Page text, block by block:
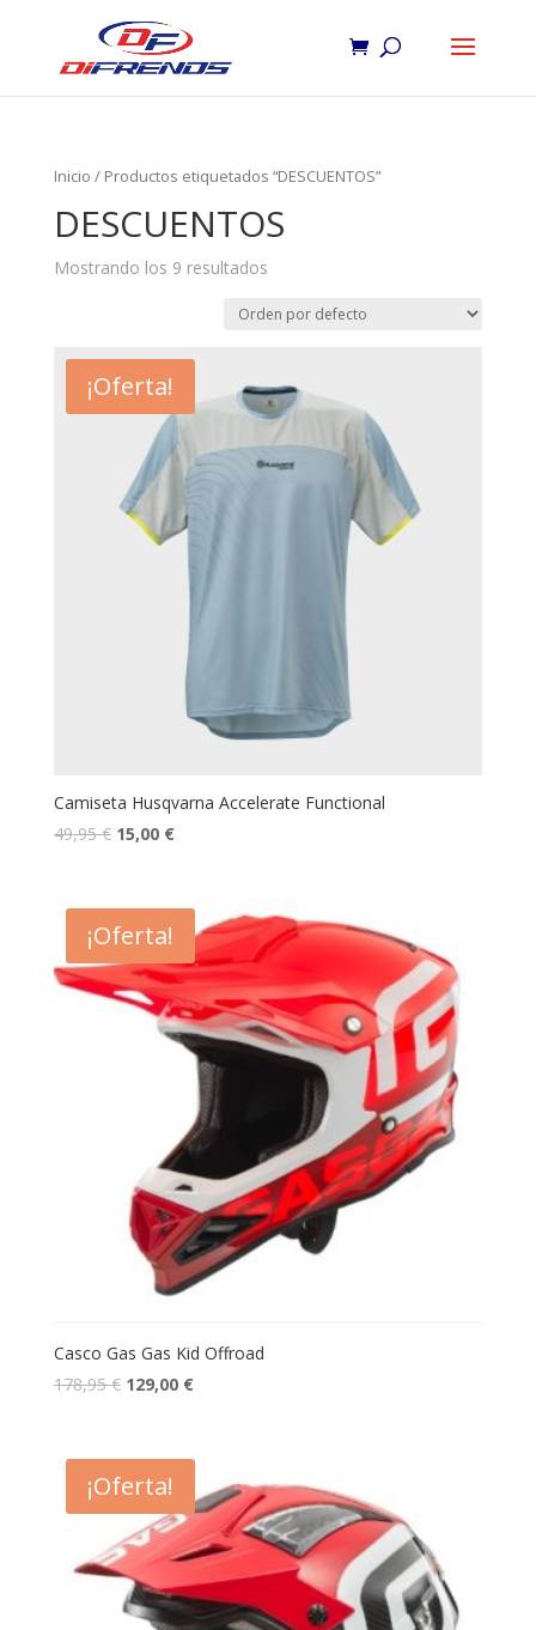
Inicio / Productos etiquetados “DESCUENTOS”
DESCUENTOS
Mostrando los 9 resultados
¡Oferta!
Camiseta Husqvarna Accelerate Functional
49,95€ 15,00 €
¡Oferta!
Casco Gas Gas Kid Offroad
178,95€ 129,00 €
¡Oferta!